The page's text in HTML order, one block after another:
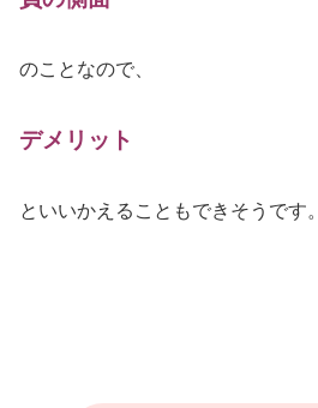
のことなので、
デメリット
といいかえることもできそうです。